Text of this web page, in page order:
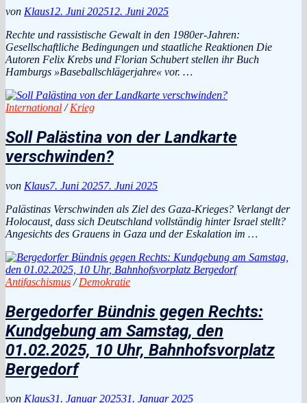
von Klaus12. Juni 202512. Juni 2025
Rechte und rassistische Gewalt in den 1980er-Jahren:
Gesellschaftliche Bedingungen und staatliche Reaktionen Die
Autoren Felix Krebs und Florian Schubert stellen ihr Buch
Hamburgs »Baseballschlägerjahre« vor. …
International /Krieg
Soll Palästina von der Landkarte
verschwinden?
von Klaus7. Juni 20257. Juni 2025
Palästinas Verschwinden als Ziel des Gaza-Krieges? Verlangt der
Holocaust, dass sich Deutschland vollständig hinter Israel stellt?
Angesichts des Grauens in Gaza und der Eskalation im …
Antifaschismus /Demokratie
Bergedorfer Bündnis gegen Rechts:
Kundgebung am Samstag, den
01.02.2025, 10 Uhr, Bahnhofsvorplatz
Bergedorf
von Klaus31. Januar 202531. Januar 2025